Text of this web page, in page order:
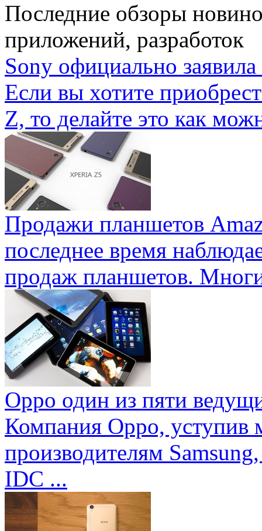
Последние обзоры
приложений, разработок
Sony официально
Если вы хотите
Z, то делайте это как
Продажи планшетов
последнее время
продаж планшетов.
Oppo один из пяти
Компания Oppo, уступив
производителям
IDC ...